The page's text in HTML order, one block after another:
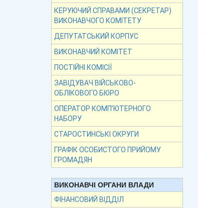
КЕРУЮЧИЙ СПРАВАМИ (СЕКРЕТАР)
ВИКОНАВЧОГО КОМІТЕТУ
ДЕПУТАТСЬКИЙ КОРПУС
ВИКОНАВЧИЙ КОМІТЕТ
ПОСТІЙНІ КОМІСІЇ
ЗАВІДУВАЧ ВІЙСЬКОВО-
ОБЛІКОВОГО БЮРО
ОПЕРАТОР КОМП’ЮТЕРНОГО
НАБОРУ
СТАРОСТИНСЬКІ ОКРУГИ
ГРАФІК ОСОБИСТОГО ПРИЙОМУ
ГРОМАДЯН
ВИКОНАВЧІ ОРГАНИ ВЛАДИ
ФІНАНСОВИЙ ВІДДІЛ